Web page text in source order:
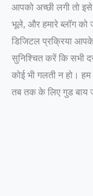
आपको अच्छी लगी तो
भूले, और हमारे ब्लॉग
डिजिटल प्रक्रिया
सुनिश्चित करें कि सभी
कोई भी गलती न हो।
तब तक के लिए गुड बाय